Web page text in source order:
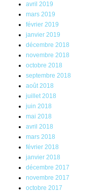
avril 2019
mars 2019
février 2019
janvier 2019
décembre 2018
novembre 2018
octobre 2018
septembre 2018
août 2018
juillet 2018
juin 2018
mai 2018
avril 2018
mars 2018
février 2018
janvier 2018
décembre 2017
novembre 2017
octobre 2017